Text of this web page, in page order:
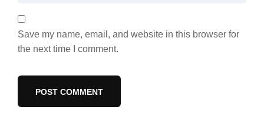
Save my name, email, and website in this browser for
the next time I comment.